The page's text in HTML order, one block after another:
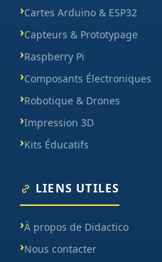
Cartes Arduino & ESP32
Capteurs & Prototypage
Raspberry Pi
Composants Électroniques
Robotique & Drones
Impression 3D
Kits Éducatifs
LIENS UTILES
À propos de Didactico
Nous contacter